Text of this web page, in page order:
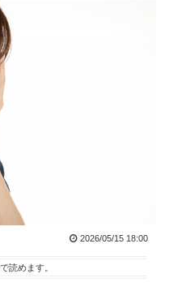
2026/05/15 18:00
で読めます。